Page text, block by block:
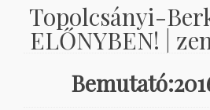
Topolcsányi-
ELŐNYBEN! |